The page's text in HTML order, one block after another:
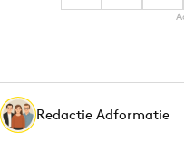
Interne communicatie
Martech
Media
Redactie Adformatie